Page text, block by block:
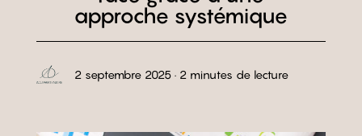
approche systémique
2 septembre 2025 · 2 minutes de lecture